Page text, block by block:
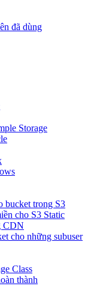
đã dùng
Storage
bucket trong S3
cho S3 Static
CDN
cho những subuser
Class
thành